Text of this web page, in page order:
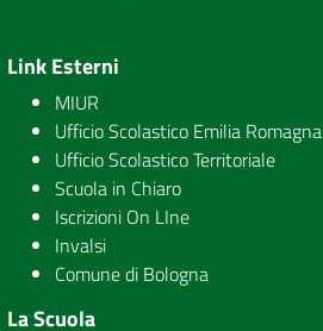
Link Esterni
MIUR
Ufficio Scolastico Emilia Romagna
Ufficio Scolastico Territoriale
Scuola in Chiaro
Iscrizioni On LIne
Invalsi
Comune di Bologna
La Scuola